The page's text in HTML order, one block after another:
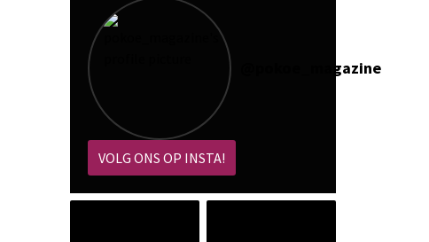
pokoe_magazine
VOLG ONS OP INSTA!